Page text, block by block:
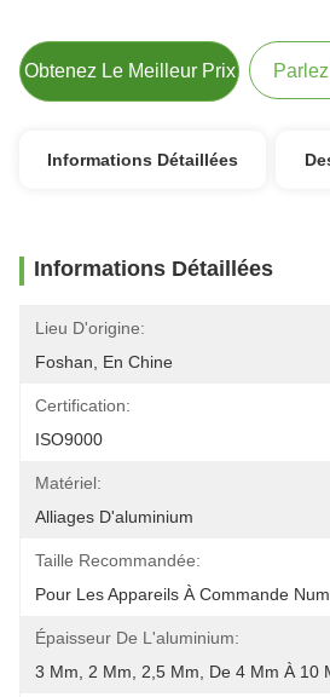
Obtenez Le Meilleur Prix
Informations Détaillées
Informations Détaillées
Lieu D'origine:
Foshan, En Chine
Certification:
ISO9000
Matériel:
Alliages D'aluminium
Taille Recommandée:
Pour Les Appareils À Commande
Épaisseur De L'aluminium:
3 Mm, 2 Mm, 2,5 Mm, De 4 Mm À 10